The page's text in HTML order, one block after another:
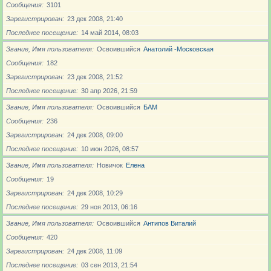
Сообщения
3101
Зарегистрирован
23 дек 2008, 21:40
Последнее посещение
14 май 2014, 08:03
Звание, Имя пользователя Освоившийся Анатолий -Московская
Сообщения
182
Зарегистрирован
23 дек 2008, 21:52
Последнее посещение
30 апр 2026, 21:59
Звание, Имя пользователя Освоившийся БАМ
Сообщения
236
Зарегистрирован
24 дек 2008, 09:00
Последнее посещение
10 июн 2026, 08:57
Звание, Имя пользователя Новичoк Елена
Сообщения
19
Зарегистрирован
24 дек 2008, 10:29
Последнее посещение
29 ноя 2013, 06:16
Звание, Имя пользователя Освоившийся Антипов Виталий
Сообщения
420
Зарегистрирован
24 дек 2008, 11:09
Последнее посещение
03 сен 2013, 21:54